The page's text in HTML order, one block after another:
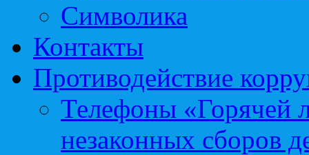
Символика
Контакты
Противодействие
Телефоны «Горячей
незаконных сборов